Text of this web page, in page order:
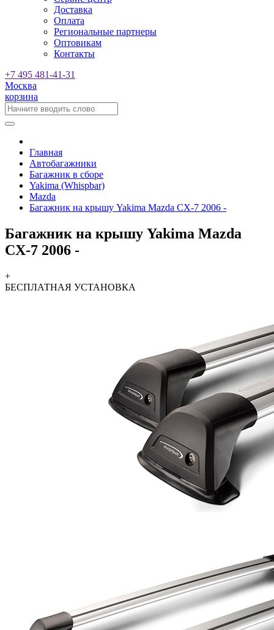
Доставка
Оплата
Региональные партнеры
Оптовикам
Контакты
+7 495 481-41-31
Москва
корзина
Главная
Автобагажники
Багажник в сборе
Yakima (Whispbar)
Mazda
Багажник на крышу Yakima Mazda CX-7 2006 -
Багажник на крышу Yakima Mazda
CX-7 2006 -
+
БЕСПЛАТНАЯ УСТАНОВКА